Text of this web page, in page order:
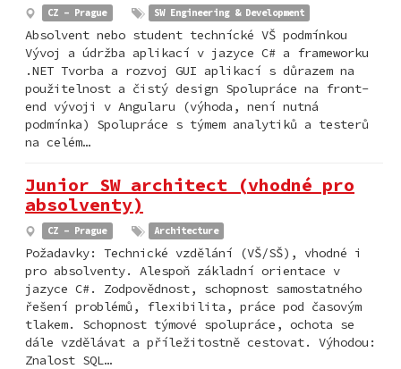
CZ - Prague SW Engineering & Development
Absolvent nebo student technícké VŠ podmínkou ​​​​​​​
Vývoj a údržba aplikací v jazyce C# a frameworku
.NET Tvorba a rozvoj GUI aplikací s důrazem na
použitelnost a čistý design Spolupráce na front-
end vývoji v Angularu (výhoda, není nutná
podmínka) Spolupráce s týmem analytiků a testerů
na celém…
Junior SW architect (vhodné pro
absolventy)
CZ - Prague Architecture
Požadavky: Technické vzdělání (VŠ/SŠ), vhodné i
pro absolventy. Alespoň základní orientace v
jazyce C#. Zodpovědnost, schopnost samostatného
řešení problémů, flexibilita, práce pod časovým
tlakem. Schopnost týmové spolupráce, ochota se
dále vzdělávat a příležitostně cestovat. Výhodou:
Znalost SQL…